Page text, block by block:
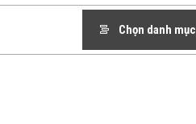
Chọn danh mục